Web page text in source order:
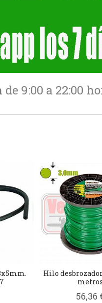
9:00 a 22:00
Hilo
metros
56,36